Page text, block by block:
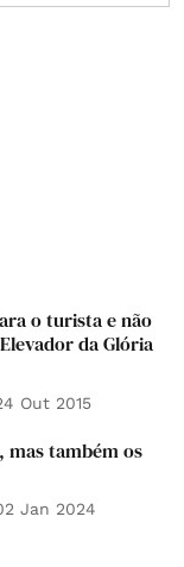
o turista e não
da Glória
Out 2015
mas também os
Jan 2024